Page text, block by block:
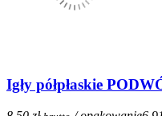
Igły półpłaskie